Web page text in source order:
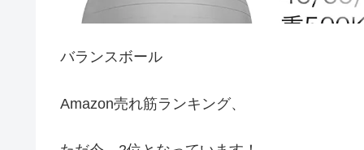
バランスボール
Amazon売れ筋ランキング、